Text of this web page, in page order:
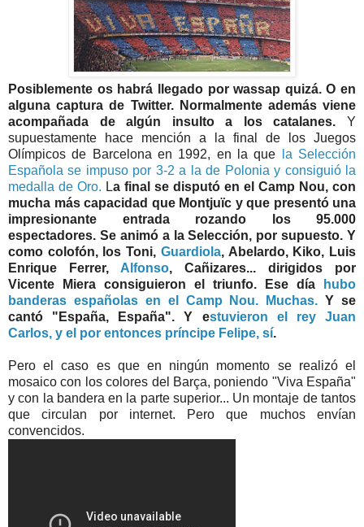
Posiblemente os habrá llegado por wassap quizá. O en
alguna captura de Twitter. Normalmente además viene
acompañada de algún insulto a los catalanes. Y
supuestamente hace mención a la final de los Juegos
Olímpicos de Barcelona en 1992, en la que
la Selección
Española se impuso por 3-2 a la de Polonia y consiguió la
medalla de Oro. La final se disputó en el Camp Nou, con
mucha más capacidad que Montjuïc y que presentó una
impresionante entrada rozando los 95.000
espectadores. Se animó a la Selección, por supuesto. Y
como colofón, los Toni, Guardiola, Abelardo, Kiko, Luis
Enrique Ferrer, Alfonso, Cañizares... dirigidos por
Vicente Miera consiguieron el triunfo. Ese día
hubo
banderas españolas en el Camp Nou. Muchas. Y se
cantó "España, España". Y estuvieron el rey Juan
Carlos, y el por entonces príncipe Felipe, sí.
Pero el caso es que en ningún momento se realizó el
mosaico con los colores del Barça, poniendo "Viva España"
y con la bandera en la parte superior... Un montaje de tantos
que circulan por internet. Pero que muchos envían
convencidos.